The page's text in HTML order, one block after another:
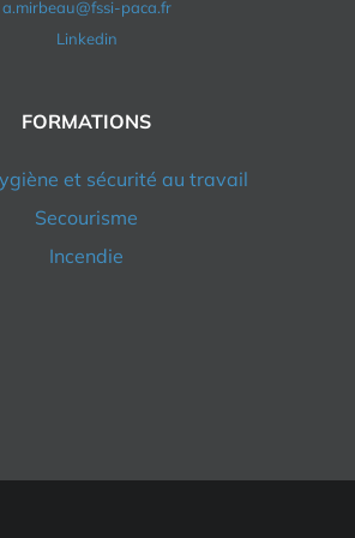
a.mirbeau@fssi-paca.fr
Linkedin
FORMATIONS
et sécurité au travail
Secourisme
Incendie